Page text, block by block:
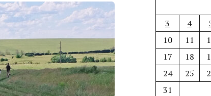
3
4
10
11
17
18
24
25
31